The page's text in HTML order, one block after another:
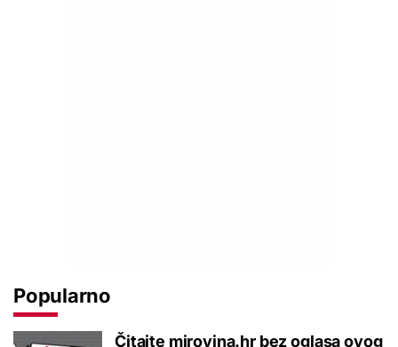
Popularno
Čitajte mirovina.hr bez oglasa ovog